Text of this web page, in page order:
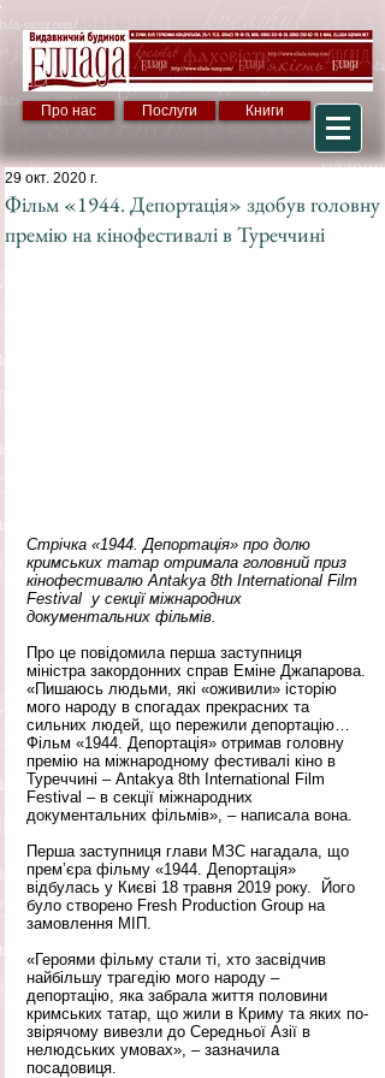
Про нас Послуги Книги
Фільм «1944. Депортація» здобув головну
премію на кінофестивалі в Туреччині
29 окт. 2020 г.
Стрічка «1944. Депортація» про долю
кримських татар отримала головний приз
кінофестивалю Antakya 8th International Film
Festival  у секції міжнародних
документальних фільмів.
Про це повідомила перша заступниця
міністра закордонних справ Еміне Джапарова.
«Пишаюсь людьми, які «оживили» історію
мого народу в спогадах прекрасних та
сильних людей, що пережили депортацію…
Фільм «1944. Депортація» отримав головну
премію на міжнародному фестивалі кіно в
Туреччині – Antakya 8th International Film
Festival – в секції міжнародних
документальних фільмів», – написала вона.
Перша заступниця глави МЗС нагадала, що
прем’єра фільму «1944. Депортація»
відбулась у Києві 18 травня 2019 року.  Його
було створено Fresh Production Group на
замовлення МІП.
«Героями фільму стали ті, хто засвідчив
найбільшу трагедію мого народу –
депортацію, яка забрала життя половини
кримських татар, що жили в Криму та яких по-
звірячому вивезли до Середньої Азії в
нелюдських умовах», – зазначила
посадовиця.